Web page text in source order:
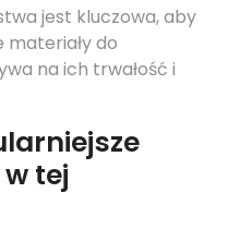
jest kluczowa, aby
do
na ich trwałość i
tej